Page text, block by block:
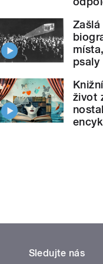
psaly
život
Sledujte nás